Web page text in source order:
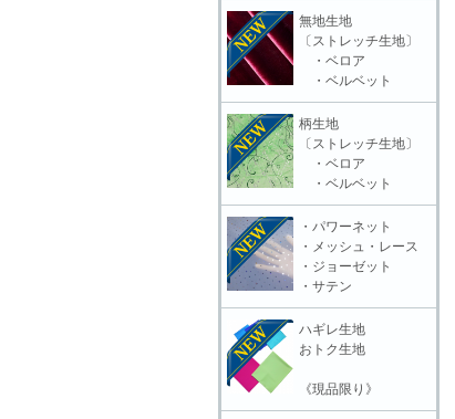
無地生地
〔ストレッチ生地〕
・ベロア
・ベルベット
柄生地
〔ストレッチ生地〕
・ベロア
・ベルベット
・パワーネット
・メッシュ・レース
・ジョーゼット
・サテン
ハギレ生地
おトク生地
《現品限り》